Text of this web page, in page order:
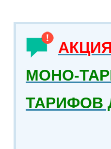
МОНО-
ТАРИФОВ